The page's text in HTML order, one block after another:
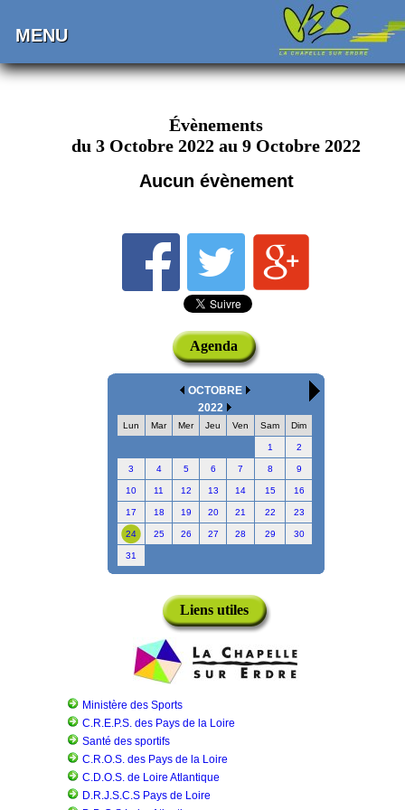
MENU
Évènements
du 3 Octobre 2022 au 9 Octobre 2022
Aucun évènement
Agenda
OCTOBRE
2022
Lun Mar Mer Jeu Ven Sam Dim
1 2
3 4 5 6 7 8 9
10 11 12 13 14 15 16
17 18 19 20 21 22 23
24 25 26 27 28 29 30
31
Liens utiles
Ministère des Sports
C.R.E.P.S. des Pays de la Loire
Santé des sportifs
C.R.O.S. des Pays de la Loire
C.D.O.S. de Loire Atlantique
D.R.J.S.C.S Pays de Loire